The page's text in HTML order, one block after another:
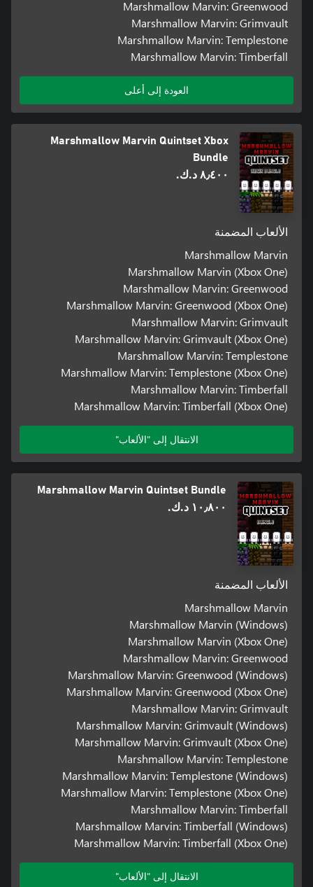
Marshmallow Marvin: Greenwood
Marshmallow Marvin: Grimvault
Marshmallow Marvin: Templestone
Marshmallow Marvin: Timberfall
العودة إلى أعلى
Marshmallow Marvin Quintset Xbox
Bundle
٨٫٤٠٠ د.ك.‏
الألعاب المضمنة
Marshmallow Marvin
Marshmallow Marvin (Xbox One)
Marshmallow Marvin: Greenwood
Marshmallow Marvin: Greenwood (Xbox One)
Marshmallow Marvin: Grimvault
Marshmallow Marvin: Grimvault (Xbox One)
Marshmallow Marvin: Templestone
Marshmallow Marvin: Templestone (Xbox One)
Marshmallow Marvin: Timberfall
Marshmallow Marvin: Timberfall (Xbox One)
الانتقال إلى "الألعاب"
Marshmallow Marvin Quintset Bundle
١٠٫٨٠٠ د.ك.‏
الألعاب المضمنة
Marshmallow Marvin
Marshmallow Marvin (Windows)
Marshmallow Marvin (Xbox One)
Marshmallow Marvin: Greenwood
Marshmallow Marvin: Greenwood (Windows)
Marshmallow Marvin: Greenwood (Xbox One)
Marshmallow Marvin: Grimvault
Marshmallow Marvin: Grimvault (Windows)
Marshmallow Marvin: Grimvault (Xbox One)
Marshmallow Marvin: Templestone
Marshmallow Marvin: Templestone (Windows)
Marshmallow Marvin: Templestone (Xbox One)
Marshmallow Marvin: Timberfall
Marshmallow Marvin: Timberfall (Windows)
Marshmallow Marvin: Timberfall (Xbox One)
الانتقال إلى "الألعاب"